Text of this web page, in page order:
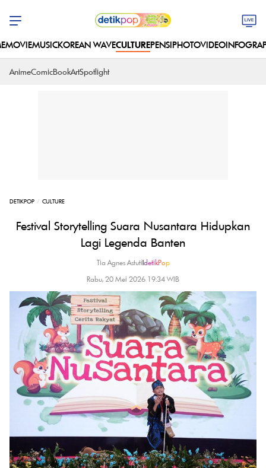
MOVIEMUSICKOREAN WAVECULTUREPENSIPHOTOVIDEO
AnimeComicBookArtSpotlight
DETIKPOP CULTURE
Festival Storytelling Suara Nusantara Hidupkan
Lagi Legenda Banten
Tia Agnes Astuti|detikPop
Rabu, 20 Mei 2026 19:34 WIB